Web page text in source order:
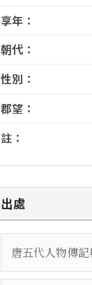
享年：
朝代：
性別：
郡望：
註：
出處
唐五代人物傳